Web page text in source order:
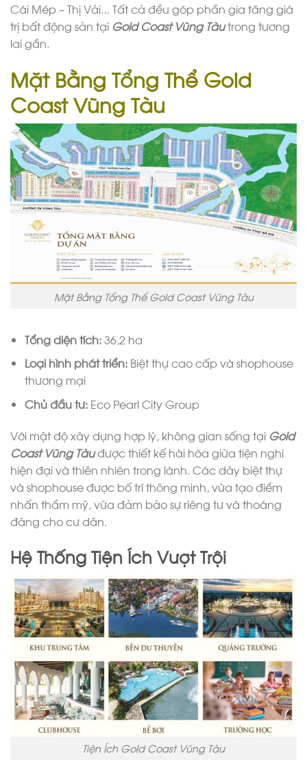
Cái Mép – Thị Vải… Tất cả đều góp phần gia tăng giá
trị bất động sản tại Gold Coast Vũng Tàutrong tương
lai gần.
Mặt Bằng Tổng Thể Gold
Coast Vũng Tàu
Mặt Bằng Tổng Thể Gold Coast Vũng Tàu
Tổng diện tích:36,2 ha
Loại hình phát triển:Biệt thự cao cấp và shophouse
thương mại
Chủ đầu tư:Eco Pearl City Group
Với mật độ xây dựng hợp lý, không gian sống tại Gold
Coast Vũng Tàuđược thiết kế hài hòa giữa tiện nghi
hiện đại và thiên nhiên trong lành. Các dãy biệt thự
và shophouse được bố trí thông minh, vừa tạo điểm
nhấn thẩm mỹ, vừa đảm bảo sự riêng tư và thoáng
đãng cho cư dân.
Hệ Thống Tiện Ích Vượt Trội
Tiện Ích Gold Coast Vũng Tàu